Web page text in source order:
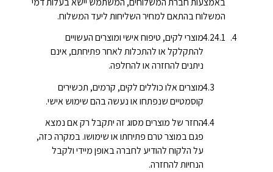
המשלוח בהתאם למחיר השליחות ליעד המשלוח.
מוצרי לקים, טיפוח אישי ומוצרים העשויים
להתקלקל או להתכלות לאחר פתיחתם, אינם
ניתנים להחזרה או להחלפה.
מוצרים אלו כוללים לקים, קרמים, תכשירים
קוסמטיים שנפתחו או נעשה בהם שימוש אישי.
החזר של מוצרים מסוג זה יתקבל רק אם נמצא
פגם במוצר טרם פתיחתו או שימושו. במקרה כזה,
על הלקוח להודיע לחברה באופן מיידי ולקבל
הנחיות להחזרה.